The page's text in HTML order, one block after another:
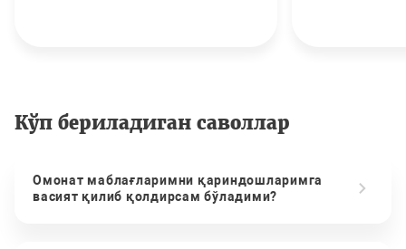
Кўп бериладиган саволлар
Омонат маблағларимни қариндошларимга
васият қилиб қолдирсам бўладими?